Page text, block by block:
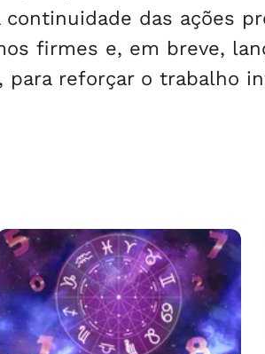
das ações
firmes e, em breve,
para reforçar o trabalho